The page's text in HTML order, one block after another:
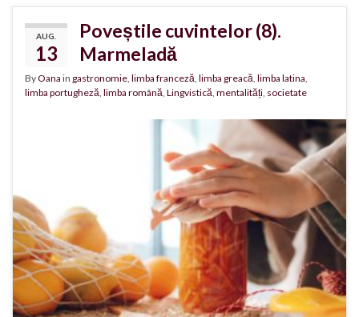
AUG.
13
Poveștile cuvintelor (8).
Marmeladă
ByOana in gastronomie limba franceză limba greacă limba latina
limba portugheză limba română Lingvistică mentalități societate